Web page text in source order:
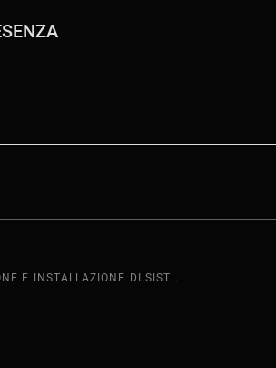
PROGETTAZIONE E INSTALLAZIONE DI SISTEMI DI RICARICA DEI VEICOLI ELETTRICI